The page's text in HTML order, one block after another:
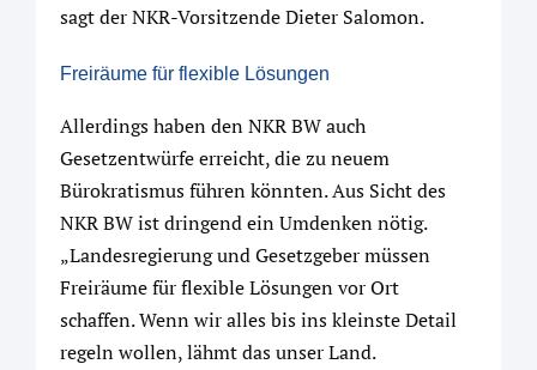
sagt der NKR-Vorsitzende Dieter Salomon.
Freiräume für flexible Lösungen
Allerdings haben den NKR BW auch
Gesetzentwürfe erreicht, die zu neuem
Bürokratismus führen könnten. Aus Sicht des
NKR BW ist dringend ein Umdenken nötig.
„Landesregierung und Gesetzgeber müssen
Freiräume für flexible Lösungen vor Ort
schaffen. Wenn wir alles bis ins kleinste Detail
regeln wollen, lähmt das unser Land.